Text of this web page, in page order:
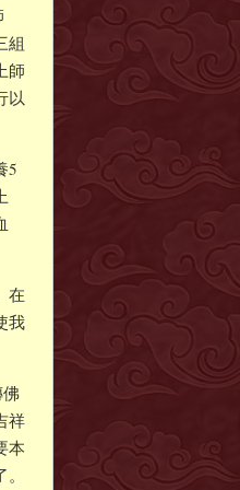
組
師
以
5
在
我
祥
本